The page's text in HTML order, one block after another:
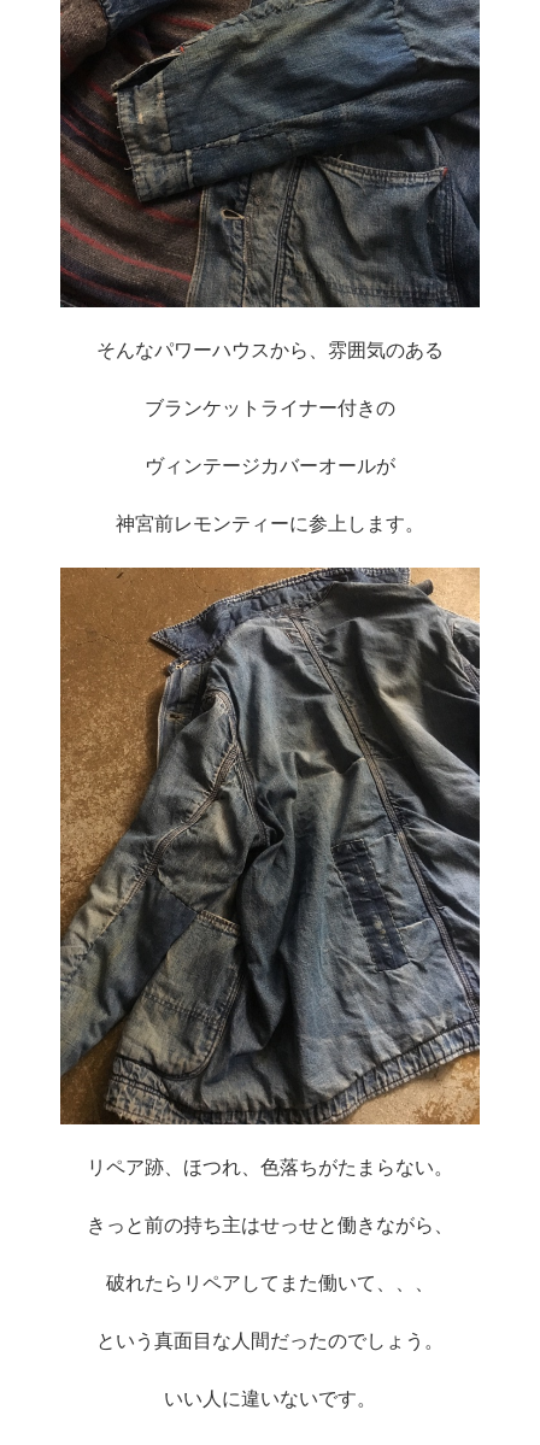
そんなパワーハウスから、雰囲気のある
ブランケットライナー付きの
ヴィンテージカバーオールが
神宮前レモンティーに参上します。
リペア跡、ほつれ、色落ちがたまらない。
きっと前の持ち主はせっせと働きながら、
破れたらリペアしてまた働いて、、、
という真面目な人間だったのでしょう。
いい人に違いないです。